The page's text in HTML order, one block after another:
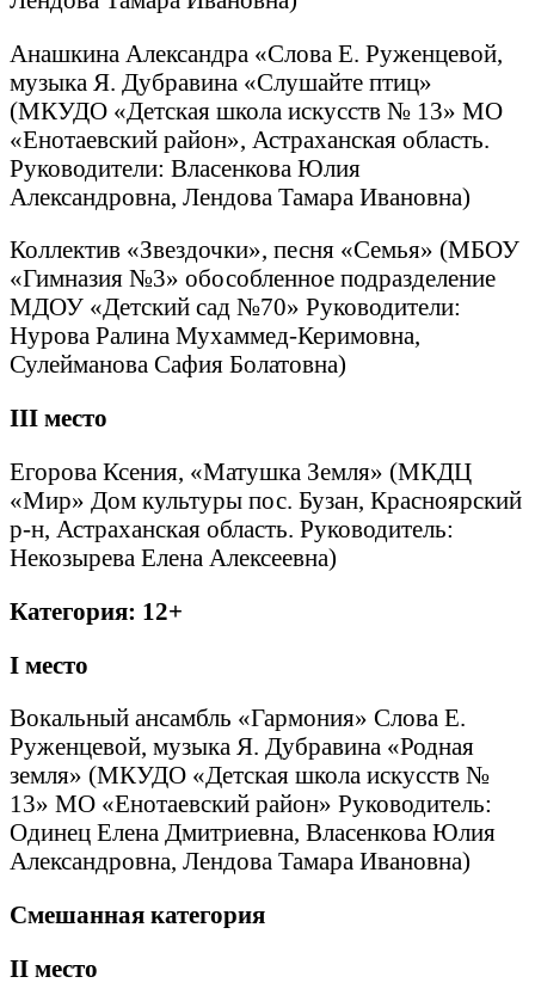
Анашкина Александра «Слова Е. Руженцевой,
музыка Я. Дубравина «Слушайте птиц»
(МКУДО «Детская школа искусств № 13» МО
«Енотаевский район», Астраханская область.
Руководители: Власенкова Юлия
Александровна, Лендова Тамара Ивановна)
Коллектив «Звездочки», песня «Семья» (МБОУ
«Гимназия №3» обособленное подразделение
МДОУ «Детский сад №70» Руководители:
Нурова Ралина Мухаммед-Керимовна,
Сулейманова Сафия Болатовна)
III место
Егорова Ксения, «Матушка Земля» (МКДЦ
«Мир» Дом культуры пос. Бузан, Красноярский
р-н, Астраханская область. Руководитель:
Некозырева Елена Алексеевна)
Категория: 12+
I место
Вокальный ансамбль «Гармония» Слова Е.
Руженцевой, музыка Я. Дубравина «Родная
земля» (МКУДО «Детская школа искусств №
13» МО «Енотаевский район» Руководитель:
Одинец Елена Дмитриевна, Власенкова Юлия
Александровна, Лендова Тамара Ивановна)
Смешанная категория
II место